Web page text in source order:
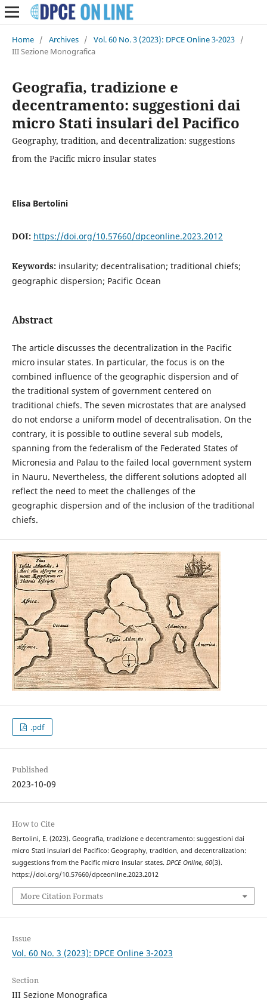
Home / Archives / Vol. 60 No. 3 (2023): DPCE Online 3-2023 /
III Sezione Monografica
Geografia, tradizione e
decentramento: suggestioni dai
micro Stati insulari del Pacifico
Geography, tradition, and decentralization: suggestions
from the Pacific micro insular states
Elisa Bertolini
DOI: https://doi.org/10.57660/dpceonline.2023.2012
Keywords: insularity; decentralisation; traditional chiefs;
geographic dispersion; Pacific Ocean
Abstract
The article discusses the decentralization in the Pacific
micro insular states. In particular, the focus is on the
combined influence of the geographic dispersion and of
the traditional system of government centered on
traditional chiefs. The seven microstates that are analysed
do not endorse a uniform model of decentralisation. On the
contrary, it is possible to outline several sub models,
spanning from the federalism of the Federated States of
Micronesia and Palau to the failed local government system
in Nauru. Nevertheless, the different solutions adopted all
reflect the need to meet the challenges of the
geographic dispersion and of the inclusion of the traditional
chiefs.
.pdf
Published
2023-10-09
How to Cite
Bertolini, E. (2023). Geografia, tradizione e decentramento: suggestioni dai
micro Stati insulari del Pacifico: Geography, tradition, and decentralization:
suggestions from the Pacific micro insular states. DPCE Online, 60(3).
https://doi.org/10.57660/dpceonline.2023.2012
More Citation Formats
Issue
Vol. 60 No. 3 (2023): DPCE Online 3-2023
Section
III Sezione Monografica